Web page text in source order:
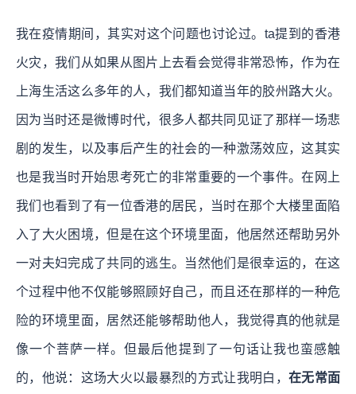
我在疫情期间，其实对这个问题也讨论过。ta提到的香港
火灾，我们从如果从图片上去看会觉得非常恐怖，作为在
上海生活这么多年的人，我们都知道当年的胶州路大火。
因为当时还是微博时代，很多人都共同见证了那样一场悲
剧的发生，以及事后产生的社会的一种激荡效应，这其实
也是我当时开始思考死亡的非常重要的一个事件。在网上
我们也看到了有一位香港的居民，当时在那个大楼里面陷
入了大火困境，但是在这个环境里面，他居然还帮助另外
一对夫妇完成了共同的逃生。当然他们是很幸运的，在这
个过程中他不仅能够照顾好自己，而且还在那样的一种危
险的环境里面，居然还能够帮助他人，我觉得真的他就是
像一个菩萨一样。但最后他提到了一句话让我也蛮感触
的，他说：这场大火以最暴烈的方式让我明白， 在无常面